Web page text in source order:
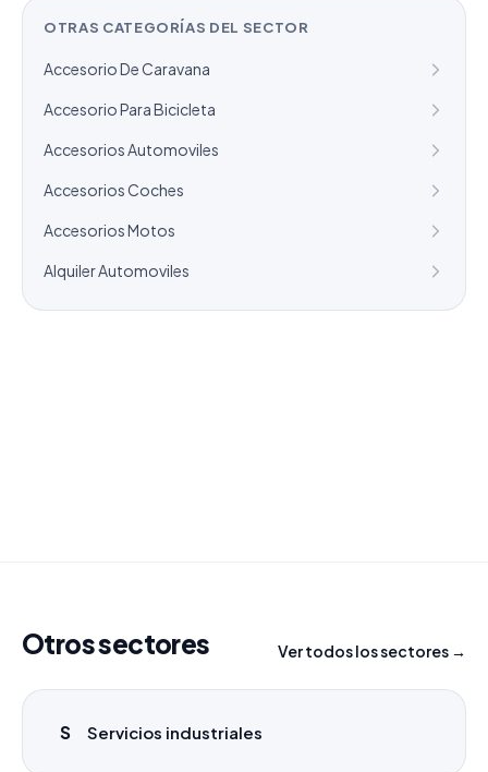
OTRAS CATEGORÍAS DEL SECTOR
Accesorio De Caravana
Accesorio Para Bicicleta
Accesorios Automoviles
Accesorios Coches
Accesorios Motos
Alquiler Automoviles
Otros sectores Ver todos los sectores →
S Servicios industriales